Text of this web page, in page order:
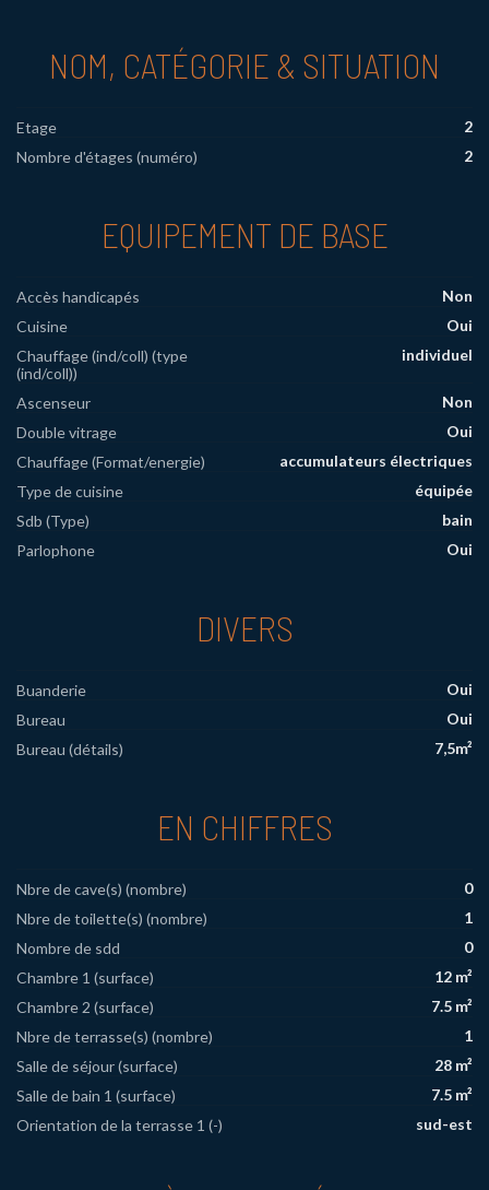
NOM, CATÉGORIE & SITUATION
Etage
2
Nombre d'étages (numéro)
2
EQUIPEMENT DE BASE
Accès handicapés
Non
Cuisine
Oui
Chauffage (ind/coll) (type
(ind/coll))
individuel
Ascenseur
Non
Double vitrage
Oui
Chauffage (Format/energie)
accumulateurs électriques
Type de cuisine
équipée
Sdb (Type)
bain
Parlophone
Oui
DIVERS
Buanderie
Oui
Bureau
Oui
Bureau (détails)
7,5m²
EN CHIFFRES
Nbre de cave(s) (nombre)
0
Nbre de toilette(s) (nombre)
1
Nombre de sdd
0
Chambre 1 (surface)
12 m²
Chambre 2 (surface)
7.5 m²
Nbre de terrasse(s) (nombre)
1
Salle de séjour (surface)
28 m²
Salle de bain 1 (surface)
7.5 m²
Orientation de la terrasse 1 (-)
sud-est